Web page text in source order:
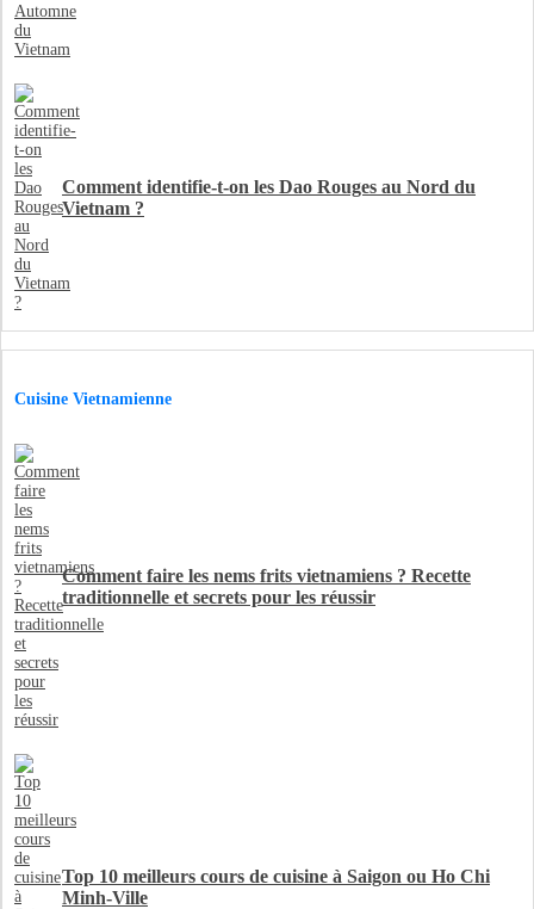
Comment identifie-t-on les Dao Rouges au Nord du
Vietnam ?
Cuisine Vietnamienne
Comment faire les nems frits vietnamiens ? Recette
traditionnelle et secrets pour les réussir
Top 10 meilleurs cours de cuisine à Saigon ou Ho Chi
Minh-Ville